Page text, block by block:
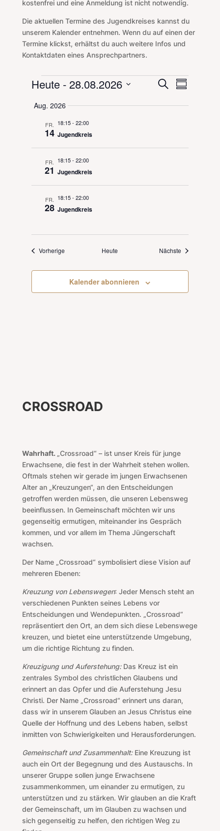
kostenfrei und eine Anmeldung ist nicht notwendig.
Die aktuellen Termine des Jugendkreises kannst du
unserem Kalender entnehmen. Wenn du auf einen der
Termine klickst, erhältst du auch weitere Infos und
Kontaktdaten eines Ansprechpartners.
Veranstaltungen
und
Suche
Heute - 28.08.2026
auswählen.
Aug. 2026
FR.
14
18:15-22:00
Jugendkreis
FR.
21
18:15-22:00
Jugendkreis
FR.
28
18:15-22:00
Jugendkreis
Vorherige VeranstaltungenHeute Nächste
Kalender abonnieren
CROSSROAD
Wahrhaft. „Crossroad“ – ist unser Kreis für junge
Erwachsene, die fest in der Wahrheit stehen wollen.
Oftmals stehen wir gerade im jungen Erwachsenen
Alter an „Kreuzungen“, an den Entscheidungen
getroffen werden müssen, die unseren Lebensweg
beeinflussen. In Gemeinschaft möchten wir uns
gegenseitig ermutigen, miteinander ins Gespräch
kommen, und vor allem im Thema Jüngerschaft
wachsen.
Der Name „Crossroad“ symbolisiert diese Vision auf
mehreren Ebenen:
Kreuzung von Lebenswegen: Jeder Mensch steht an
verschiedenen Punkten seines Lebens vor
Entscheidungen und Wendepunkten. „Crossroad“
repräsentiert den Ort, an dem sich diese Lebenswege
kreuzen, und bietet eine unterstützende Umgebung,
um die richtige Richtung zu finden.
Kreuzigung und Auferstehung:Das Kreuz ist ein
zentrales Symbol des christlichen Glaubens und
erinnert an das Opfer und die Auferstehung Jesu
Christi. Der Name „Crossroad“ erinnert uns daran,
dass wir in unserem Glauben an Jesus Christus eine
Quelle der Hoffnung und des Lebens haben, selbst
inmitten von Schwierigkeiten und Herausforderungen.
Gemeinschaft und Zusammenhalt:Eine Kreuzung ist
auch ein Ort der Begegnung und des Austauschs. In
unserer Gruppe sollen junge Erwachsene
zusammenkommen, um einander zu ermutigen, zu
unterstützen und zu stärken. Wir glauben an die Kraft
der Gemeinschaft, um im Glauben zu wachsen und
sich gegenseitig zu helfen, den richtigen Weg zu